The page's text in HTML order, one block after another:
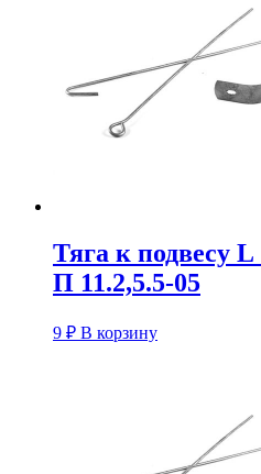
Тяга к подвесу
П 11.2,5.5-05
9 ₽ В корзину